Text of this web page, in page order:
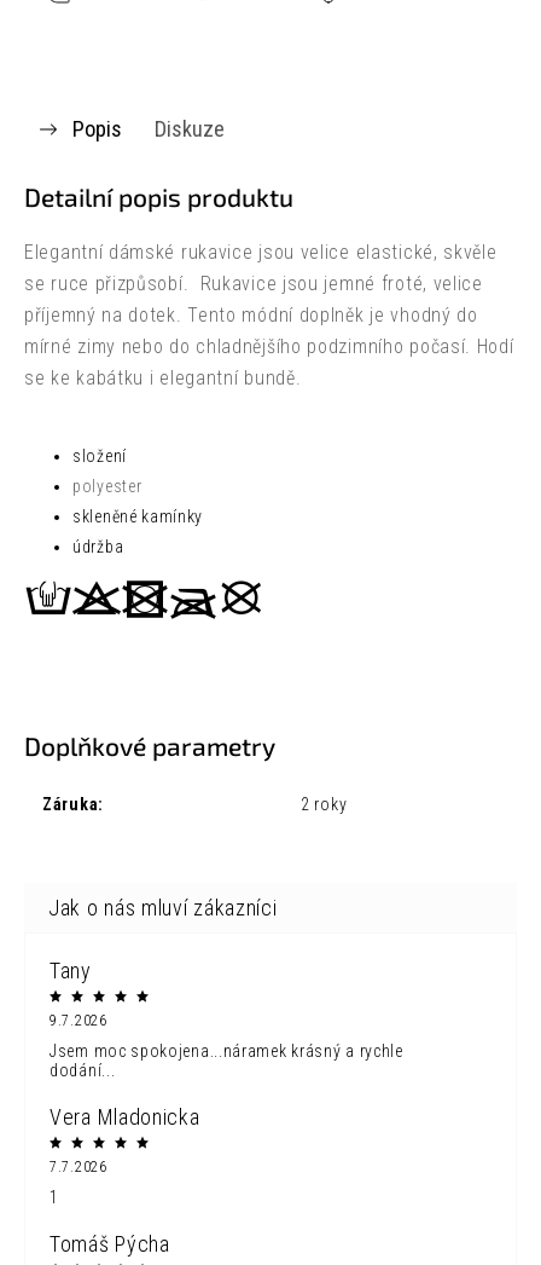
Popis Diskuze
Detailní popis produktu
Elegantní dámské rukavice jsou velice elastické, skvěle
se ruce přizpůsobí. Rukavice jsou jemné froté, velice
příjemný na dotek. Tento módní doplněk je vhodný do
mírné zimy nebo do chladnějšího podzimního počasí. Hodí
se ke kabátku i elegantní bundě.
složení
polyester
skleněné kamínky
údržba
Doplňkové parametry
Záruka: 2 roky
Tany
9.7.2026
Jsem moc spokojena...náramek krásný a rychle
dodání...
Vera Mladonicka
7.7.2026
1
Tomáš Pýcha